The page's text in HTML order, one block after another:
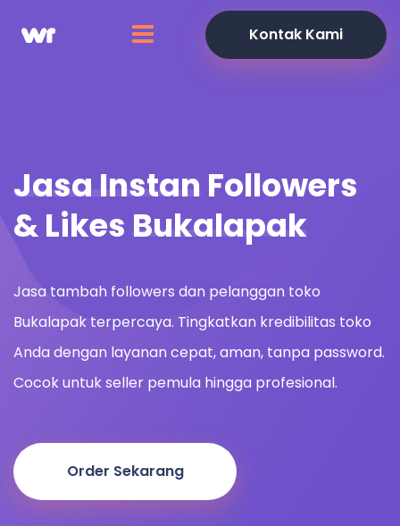
Kontak Kami
Jasa Instan Followers
& Likes Bukalapak
Jasa tambah followers dan pelanggan toko
Bukalapak terpercaya. Tingkatkan kredibilitas toko
Anda dengan layanan cepat, aman, tanpa password.
Cocok untuk seller pemula hingga profesional.
Order Sekarang